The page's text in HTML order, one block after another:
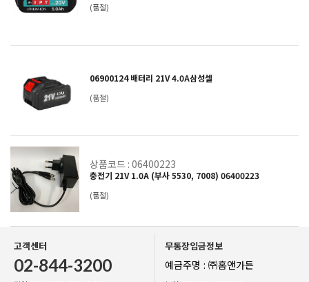
(품절)
06900124 배터리 21V 4.0A삼성셀
(품절)
상품코드 : 06400223
충전기 21V 1.0A (부사 5530, 7008) 06400223
(품절)
고객센터
02-844-3200
무통장입금정보
예금주명 : ㈜홈앤가든